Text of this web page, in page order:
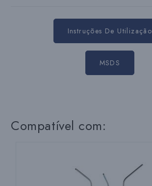
Instruções De Utilização
MSDS
Compatível com: